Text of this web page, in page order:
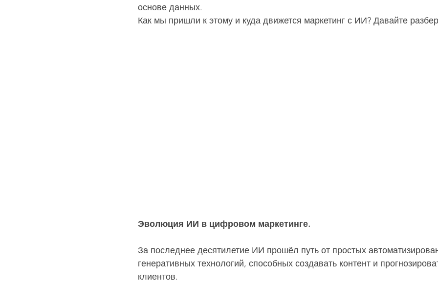
основе данных.
Как мы пришли к этому и куда движется маркетинг с ИИ? Давайте
Эволюция ИИ в цифровом маркетинге.
За последнее десятилетие ИИ прошёл путь от простых
генеративных технологий, способных создавать контент и
клиентов.